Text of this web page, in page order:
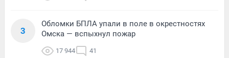
3
Обломки БПЛА упали в поле в окрестностях
Омска — вспыхнул пожар
17 944 41